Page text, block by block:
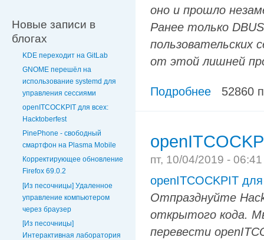
Новые записи в
блогах
KDE переходит на GitLab
GNOME перешёл на
использование systemd для
управления сессиями
openITCOCKPIT для всех:
Hacktoberfest
PinePhone - свободный
смартфон на Plasma Mobile
Корректирующее обновление
Firefox 69.0.2
[Из песочницы] Удаленное
управление компьютером
через браузер
[Из песочницы]
Интерактивная лаборатория
оно и прошло
Ранее только
пользовательских
от этой лишней
Подробнее 52860
пт, 10/04/2019 -
openITCOCKPIT
Отпразднуйте
открытого кода.
перевести